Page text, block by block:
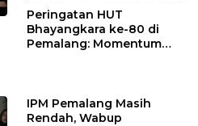
Peringatan HUT
Bhayangkara ke-80 di
Pemalang: Momentum
IPM Pemalang Masih
Rendah, Wabup